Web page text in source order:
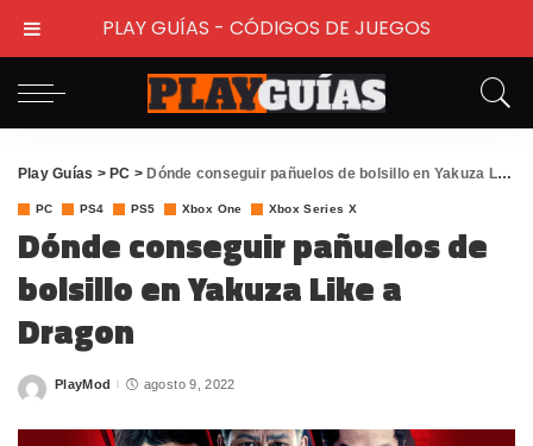
Play Guías > PC > Dónde conseguir pañuelos de bolsillo en Yakuza Like a Dragon
PC PS4 PS5 Xbox One Xbox Series X
Dónde conseguir pañuelos de
bolsillo en Yakuza Like a
Dragon
Posted
PlayMod agosto 9, 2022
PLAY GUÍAS - CÓDIGOS DE JUEGOS